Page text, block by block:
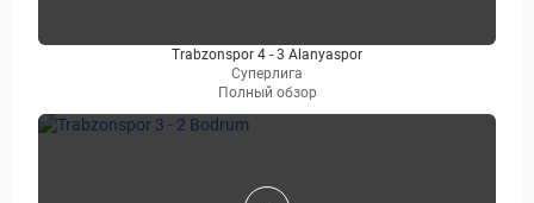
Trabzonspor 4 - 3 Alanyaspor
Суперлига
Полный обзор